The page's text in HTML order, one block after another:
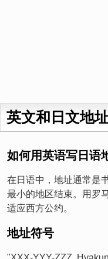
英文和日文地
如何用英语写日语
在日语中，地址通常是
最小的地区结束。用罗
适应西方公约。
地址符号